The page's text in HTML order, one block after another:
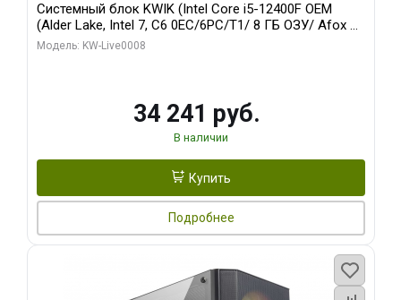
Системный блок KWIK (Intel Core i5-12400F OEM
(Alder Lake, Intel 7, C6 0EC/6PC/T1/ 8 ГБ ОЗУ/ Afox R5
220 1GB DDR3 64bit VGA DVI HDMI 1FAN LP RTL / 128
Модель: KW-Live0008
34 241 руб.
В наличии
Купить
Подробнее